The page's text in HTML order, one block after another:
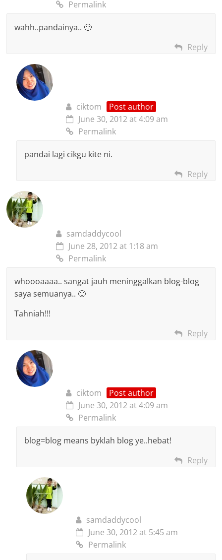
Permalink
wahh..pandainya.. 🙂
Reply
ciktom
Post author
June 30, 2012 at 4:09 am
Permalink
pandai lagi cikgu kite ni.
Reply
samdaddycool
June 28, 2012 at 1:18 am
Permalink
whoooaaaa.. sangat jauh meninggalkan blog-blog
saya semuanya.. 🙂
Tahniah!!!
Reply
ciktom
Post author
June 30, 2012 at 4:09 am
Permalink
blog=blog means byklah blog ye..hebat!
Reply
samdaddycool
June 30, 2012 at 5:45 am
Permalink